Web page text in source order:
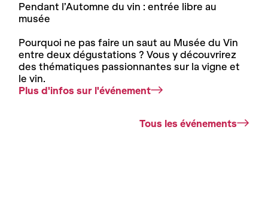
Pendant l’Automne du vin : entrée libre au
musée
Pourquoi ne pas faire un saut au Musée du Vin
entre deux dégustations ? Vous y découvrirez
des thématiques passionnantes sur la vigne et
le vin.
Plus d'infos sur l'événement
Tous les événements